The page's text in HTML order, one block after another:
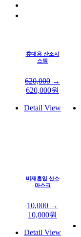
휴대용 산소시
스템
620,000 →
620,000원
Detail View
비재흡입 산소
마스크
10,000 →
10,000원
Detail View